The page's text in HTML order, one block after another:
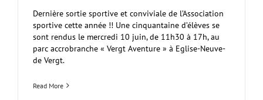
Dernière sortie sportive et conviviale de l’Association
sportive cette année !! Une cinquantaine d’élèves se
sont rendus le mercredi 10 juin, de 11h30 à 17h, au
parc accrobranche « Vergt Aventure » à Eglise-Neuve-
de Vergt.
Read More